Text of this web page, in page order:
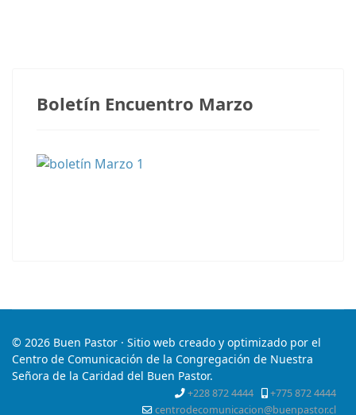
Boletín Encuentro Marzo
© 2026 Buen Pastor · Sitio web creado y optimizado por el
Centro de Comunicación de la Congregación de Nuestra
Señora de la Caridad del Buen Pastor.
+228 872 4444
+775 872 4444
centrodecomunicacion@buenpastor.cl